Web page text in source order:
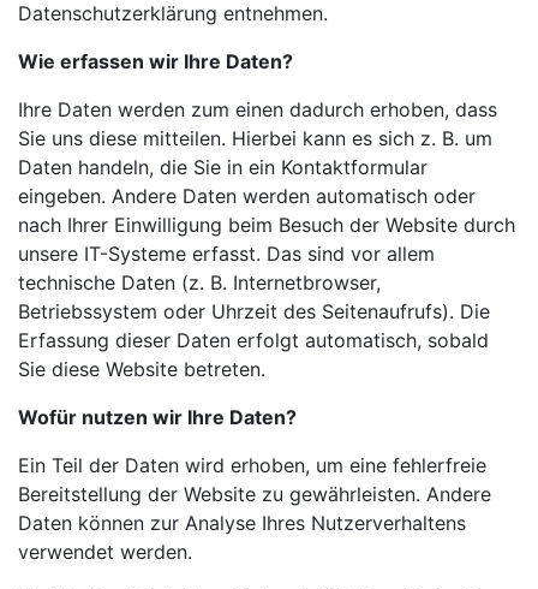
Datenschutzerklärung entnehmen.
Wie erfassen wir Ihre Daten?
Ihre Daten werden zum einen dadurch erhoben, dass
Sie uns diese mitteilen. Hierbei kann es sich z. B. um
Daten handeln, die Sie in ein Kontaktformular
eingeben. Andere Daten werden automatisch oder
nach Ihrer Einwilligung beim Besuch der Website durch
unsere IT-Systeme erfasst. Das sind vor allem
technische Daten (z. B. Internetbrowser,
Betriebssystem oder Uhrzeit des Seitenaufrufs). Die
Erfassung dieser Daten erfolgt automatisch, sobald
Sie diese Website betreten.
Wofür nutzen wir Ihre Daten?
Ein Teil der Daten wird erhoben, um eine fehlerfreie
Bereitstellung der Website zu gewährleisten. Andere
Daten können zur Analyse Ihres Nutzerverhaltens
verwendet werden.